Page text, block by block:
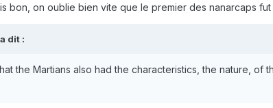
bon, on oublie bien vite que le premier des nanarcaps fut
dit :
the Martians also had the characteristics, the nature,